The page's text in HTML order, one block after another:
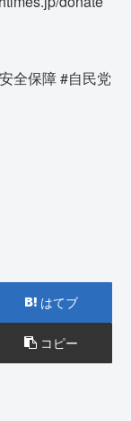
全保障 #自民党
はてブ
コピー